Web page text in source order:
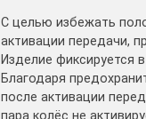
С целью избежать
активации передачи,
Изделие фиксируется
Благодаря
после активации
пара колёс не